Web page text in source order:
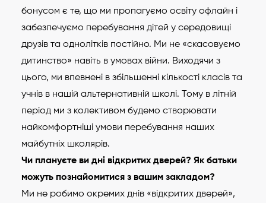
бонусом є те, що ми пропагуємо освіту офлайн і
забезпечуємо перебування дітей у середовищі
друзів та однолітків постійно. Ми не «скасовуємо
дитинство» навіть в умовах війни. Виходячи з
цього, ми впевнені в збільшенні кількості класів та
учнів в нашій альтернативній школі. Тому в літній
період ми з колективом будемо створювати
найкомфортніші умови перебування наших
майбутніх школярів.
Чи плануєте ви дні відкритих дверей? Як батьки
можуть познайомитися з вашим закладом?
Ми не робимо окремих днів «відкритих дверей»,